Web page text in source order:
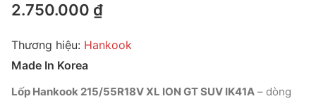
Made In Korea
2.750.000 ₫
Thương hiệu: Hankook
Lốp Hankook 215/55R18V XL ION GT SUV IK41A – dòng